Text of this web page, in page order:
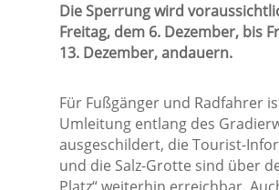
Die Sperrung wird
Freitag, dem 6. Dezember, bis
13. Dezember, andauern.
Für Fußgänger und Radfahrer
Umleitung entlang des
ausgeschildert, die Tourist-
und die Salz-Grotte sind über